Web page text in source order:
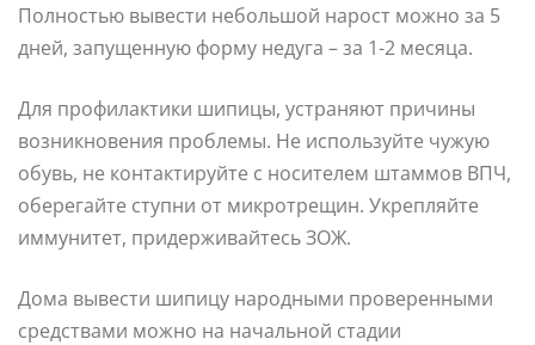
Полностью вывести небольшой нарост можно за 5
дней, запущенную форму недуга – за 1-2 месяца.
Для профилактики шипицы, устраняют причины
возникновения проблемы. Не используйте чужую
обувь, не контактируйте с носителем штаммов ВПЧ,
оберегайте ступни от микротрещин. Укрепляйте
иммунитет, придерживайтесь ЗОЖ.
Дома вывести шипицу народными проверенными
средствами можно на начальной стадии